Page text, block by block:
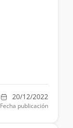
20/12/2022
Fecha publicación